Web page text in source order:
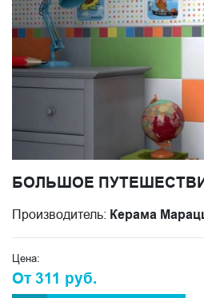
БОЛЬШОЕ
Производитель: Керама
Цена:
От 311 руб.